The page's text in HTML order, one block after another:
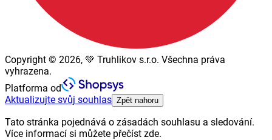
Copyright © 2026, 💚 Truhlikov s.r.o. Všechna práva
vyhrazena.
Platforma od
Aktualizujte svůj souhlas Zpět nahoru
Tato stránka pojednává o zásadách souhlasu a sledování.
Více informací si můžete přečíst zde.